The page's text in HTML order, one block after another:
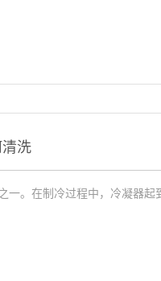
洗
一。在制冷过程中，冷凝器